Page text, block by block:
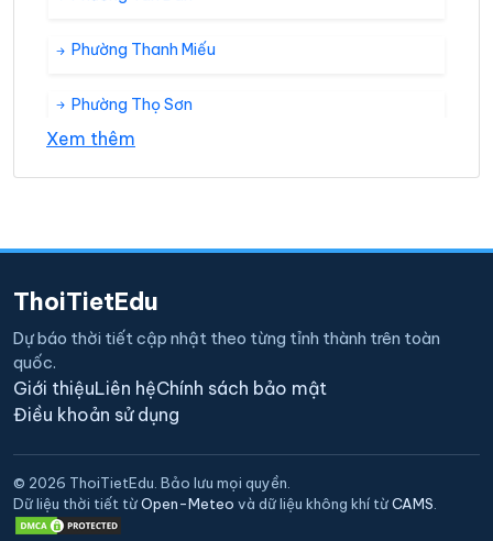
Phường Thanh Miếu
Phường Thọ Sơn
Xã Hùng Lô
Xã Kim Đức
Xem thêm
ThoiTietEdu
Dự báo thời tiết cập nhật theo từng tỉnh thành trên toàn
quốc.
Giới thiệuLiên hệChính sách bảo mật
Điều khoản sử dụng
© 2026 ThoiTietEdu. Bảo lưu mọi quyền.
Dữ liệu thời tiết từOpen-Meteo và dữ liệu không khí từCAMS